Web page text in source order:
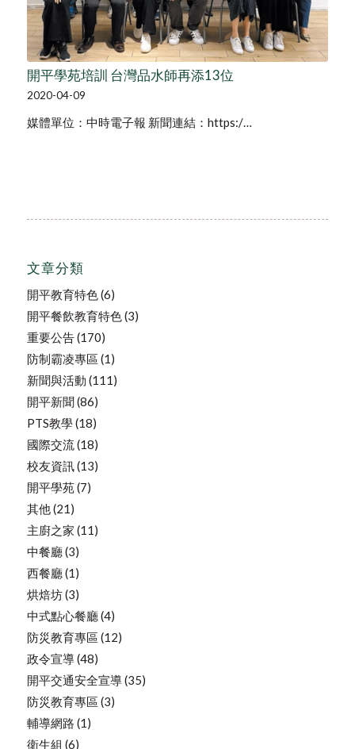
開平學苑培訓 台灣品水師再添13位
2020-04-09
媒體單位：中時電子報 新聞連結：https:/…
文章分類
開平教育特色(6)
開平餐飲教育特色(3)
重要公告(170)
防制霸凌專區 (1)
新聞與活動 (111)
開平新聞 (86)
PTS教學(18)
國際交流(18)
校友資訊(13)
開平學苑(7)
其他(21)
主廚之家 (11)
中餐廳(3)
西餐廳(1)
烘焙坊(3)
中式點心餐廳(4)
防災教育專區 (12)
政令宣導(48)
開平交通安全宣導(35)
防災教育專區 (3)
輔導網路 (1)
衛生組 (6)